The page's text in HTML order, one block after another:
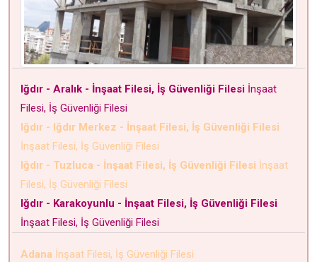
Iğdır - Aralık - İnşaat Filesi, İş Güvenliği Filesi İnşaat
Filesi, İş Güvenliği Filesi
Iğdır - Iğdır Merkez - İnşaat Filesi, İş Güvenliği Filesi
İnşaat Filesi, İş Güvenliği Filesi
Iğdır - Tuzluca - İnşaat Filesi, İş Güvenliği Filesi İnşaat
Filesi, İş Güvenliği Filesi
Iğdır - Karakoyunlu - İnşaat Filesi, İş Güvenliği Filesi
İnşaat Filesi, İş Güvenliği Filesi
Adana İnşaat Filesi, İş Güvenliği Filesi